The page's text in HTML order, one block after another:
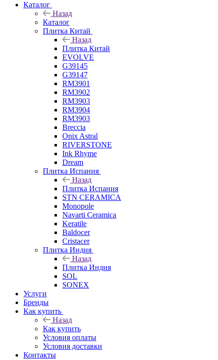
Каталог
Назад
Каталог
Плитка Китай
Назад
Плитка Китай
EVOLVE
G39145
G39147
RM3901
RM3902
RM3903
RM3904
RM3903
Breccia
Onix Astral
RIVERSTONE
Ink Rhyme
Dream
Плитка Испания
Назад
Плитка Испания
STN CERAMICA
Monopole
Navarti Ceramica
Keratile
Baldocer
Cristacer
Плитка Индия
Назад
Плитка Индия
SOL
SONEX
Услуги
Бренды
Как купить
Назад
Как купить
Условия оплаты
Условия доставки
Контакты